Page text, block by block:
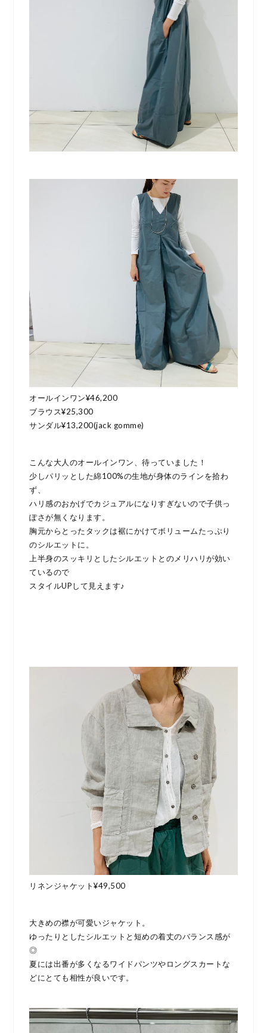
オールインワン¥46,200
ブラウス¥25,300
サンダル¥13,200(jack gomme)
こんな大人のオールインワン、待っていました！
少しパリッとした綿100%の生地が身体のラインを拾わ
ず、
ハリ感のおかげでカジュアルになりすぎないので子供っ
ぽさが無くなります。
胸元からとったタックは裾にかけてボリュームたっぷり
のシルエットに。
上半身のスッキリとしたシルエットとのメリハリが効い
ているので
スタイルUPして見えます♪
リネンジャケット¥49,500
大きめの襟が可愛いジャケット。
ゆったりとしたシルエットと短めの着丈のバランス感が
◎
夏には出番が多くなるワイドパンツやロングスカートな
どにとても相性が良いです。